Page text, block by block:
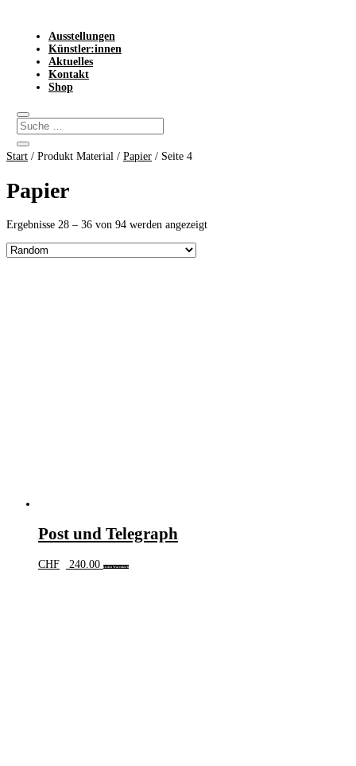
Ausstellungen
Künstler:innen
Aktuelles
Kontakt
Shop
Start / Produkt Material / Papier / Seite 4
Papier
Ergebnisse 28 – 36 von 94 werden angezeigt
Post und Telegraph
CHF 240.00 In den Warenkorb